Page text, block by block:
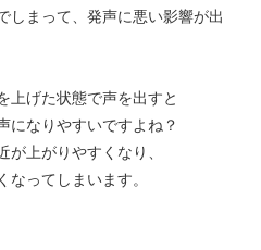
しまって、発声に悪い影響が出
上げた状態で声を出すと
になりやすいですよね？
が上がりやすくなり、
なってしまいます。